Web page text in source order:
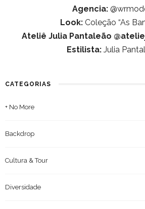
Agencia:
Look:Coleção “As
Ateliê Julia Pantaleão
Estilista: Julia
CATEGORIAS
+ No More
Backdrop
Cultura & Tour
Diversidade